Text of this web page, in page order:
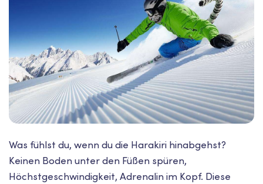
Was fühlst du, wenn du die Harakiri hinabgehst?
Keinen Boden unter den Füßen spüren,
Höchstgeschwindigkeit, Adrenalin im Kopf. Diese